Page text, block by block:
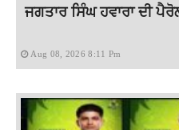
ਜਗਤਾਰ ਸਿੰਘ ਹਵਾਰਾ ਦੀ
Aug 08, 2026 8:11 Pm